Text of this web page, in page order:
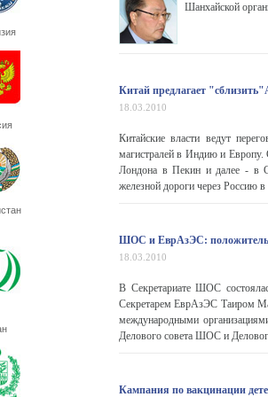
Шанхайской
Китай предлагает
18.03.2010
Китайские власти ведут
магистралей в Индию и Европу.
Лондона в Пекин и далее - в
железной дороги через Россию
ШОС и ЕврАзЭС:
18.03.2010
В Секретариате ШОС
Секретарем ЕврАзЭС Таиром
международными
Делового совета ШОС и
Кампания по вакцинации